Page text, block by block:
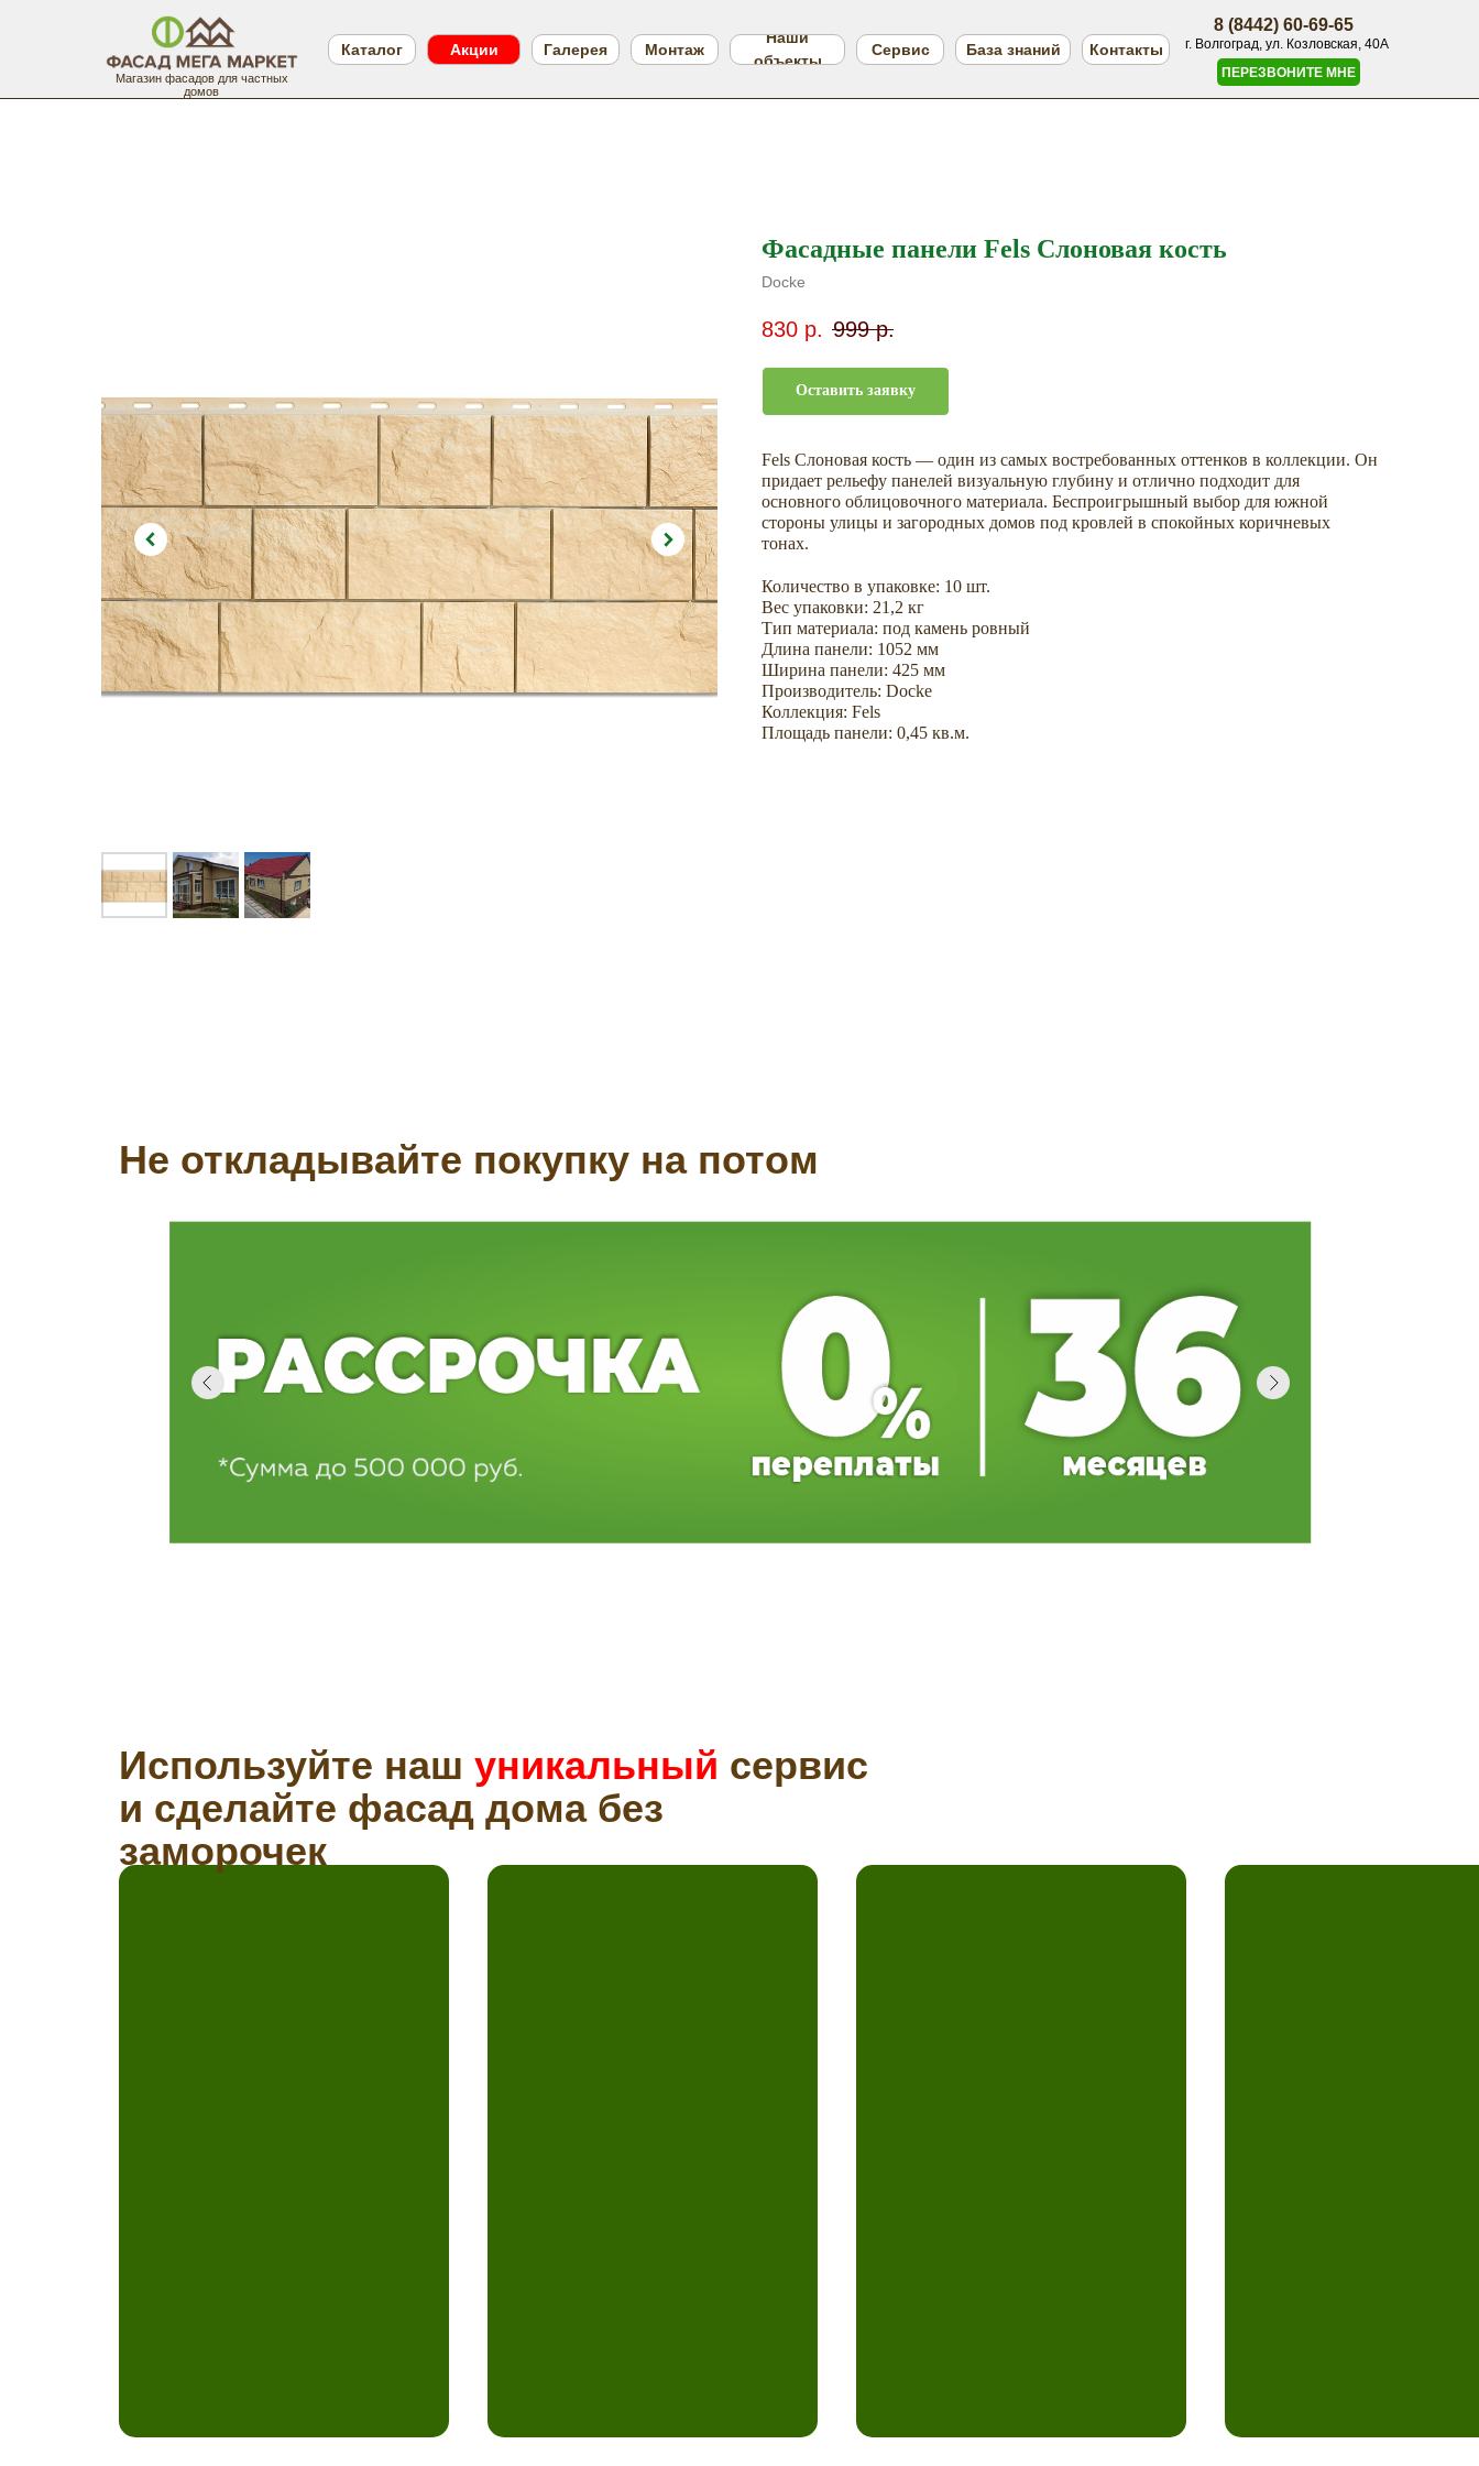
ПЕРЕЗВОНИТЕ МНЕ
Магазин фасадов для частных
домов
г. Волгоград, ул. Козловская, 40А
8 (8442) 60-69-65
Наши
объекты
Контакты
Галерея
Каталог База знаний
Акции Монтаж Сервис
Фасадные панели Fels Слоновая кость
Docke
830 р. 999 р.
Оставить заявку
Fels Слоновая кость — один из самых востребованных оттенков в коллекции. Он
придает рельефу панелей визуальную глубину и отлично подходит для
основного облицовочного материала. Беспроигрышный выбор для южной
стороны улицы и загородных домов под кровлей в спокойных коричневых
тонах.
Количество в упаковке: 10 шт.
Вес упаковки: 21,2 кг
Тип материала: под камень ровный
Длина панели: 1052 мм
Ширина панели: 425 мм
Производитель: Docke
Коллекция: Fels
Площадь панели: 0,45 кв.м.
Не откладывайте покупку на потом
Используйте наш уникальный сервис
и сделайте фасад дома без
заморочек